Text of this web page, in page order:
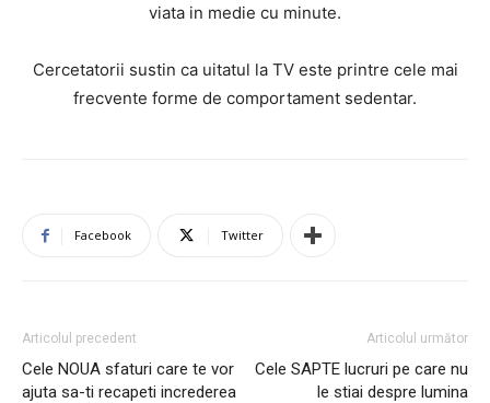
viata in medie cu minute.
Cercetatorii sustin ca uitatul la TV este printre cele mai
frecvente forme de comportament sedentar.
Facebook Twitter
Articolul precedent
Cele NOUA sfaturi care te vor
ajuta sa-ti recapeti increderea
Articolul următor
Cele SAPTE lucruri pe care nu
le stiai despre lumina